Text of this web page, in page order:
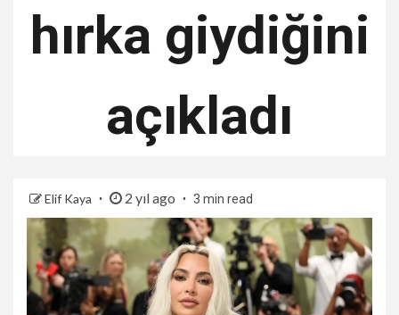
hırka giydiğini
açıkladı
Elif Kaya 2 yıl ago 3 min read